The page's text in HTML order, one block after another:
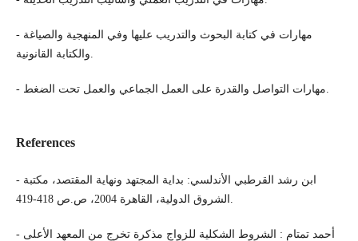
- مهارات في كتابة البحوث والتدريب عليها وفي المنهجية والصياغة
References
- ابن رشد القرطبي الأندلسي: بداية المجتهد ونهاية المقتصد، مكتبة
- أحمد تمتام : الشروط الشكلية للزواج مذكرة تخرج من المعهد الأعلى